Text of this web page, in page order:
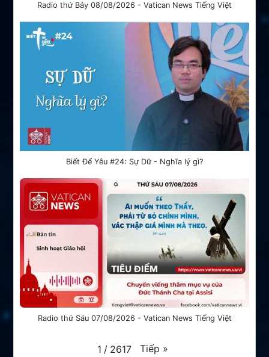
Radio thứ Bảy 08/08/2026 - Vatican News Tiếng Việt
Biết Để Yêu #24: Sự Dữ - Nghĩa lý gì?
Radio thứ Sáu 07/08/2026 - Vatican News Tiếng Việt
1 / 2617 Tiếp »